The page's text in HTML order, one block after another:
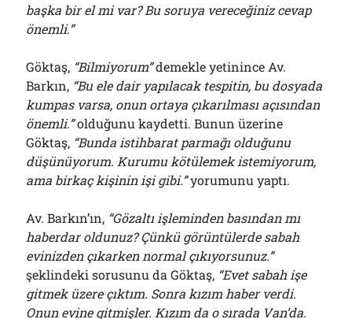
başka bir el mi var? Bu soruya vereceğiniz cevap
önemli.”
Göktaş, “Bilmiyorum”demekle yetinince Av.
Barkın, “Bu ele dair yapılacak tespitin, bu dosyada
kumpas varsa, onun ortaya çıkarılması açısından
önemli.”olduğunu kaydetti. Bunun üzerine
Göktaş, “Bunda istihbarat parmağı olduğunu
düşünüyorum. Kurumu kötülemek istemiyorum,
ama birkaç kişinin işi gibi.”yorumunu yaptı.
Av. Barkın’ın, “Gözaltı işleminden basından mı
haberdar oldunuz? Çünkü görüntülerde sabah
evinizden çıkarken normal çıkıyorsunuz.”
şeklindeki sorusunu da Göktaş, “Evet sabah işe
gitmek üzere çıktım. Sonra kızım haber verdi.
Onun evine gitmişler. Kızım da o sırada Van’da.